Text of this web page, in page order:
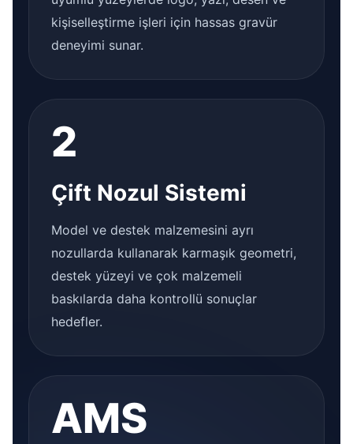
kişiselleştirme işleri için hassas gravür
deneyimi sunar.
2
Çift Nozul Sistemi
Model ve destek malzemesini ayrı
nozullarda kullanarak karmaşık geometri,
destek yüzeyi ve çok malzemeli
baskılarda daha kontrollü sonuçlar
hedefler.
AMS